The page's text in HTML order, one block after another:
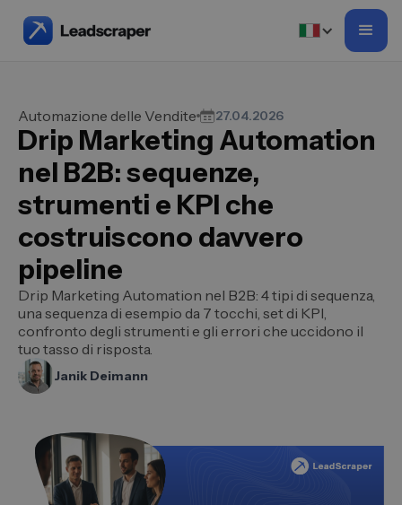
Automazione delle Vendite 27.04.2026
Drip Marketing Automation
nel B2B: sequenze,
strumenti e KPI che
costruiscono davvero
pipeline
Drip Marketing Automation nel B2B: 4 tipi di sequenza,
una sequenza di esempio da 7 tocchi, set di KPI,
confronto degli strumenti e gli errori che uccidono il
tuo tasso di risposta.
Janik Deimann